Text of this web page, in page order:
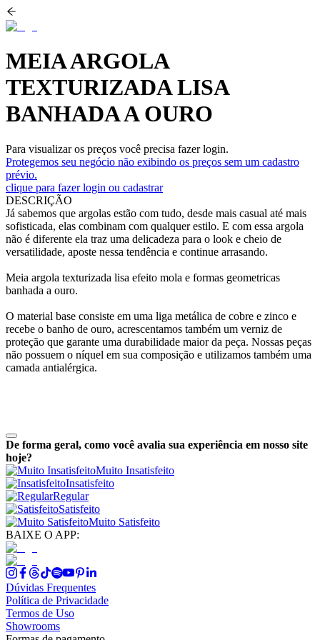
MEIA ARGOLA
TEXTURIZADA LISA
BANHADA A OURO
Para visualizar os preços você precisa fazer login.
Protegemos seu negócio não exibindo os preços sem um cadastro
prévio.
clique para fazer login ou cadastrar
DESCRIÇÃO
Já sabemos que argolas estão com tudo, desde mais casual até mais
sofisticada, elas combinam com qualquer estilo. E com essa argola
não é diferente ela traz uma delicadeza para o look e cheio de
versatilidade, aposte nessa tendência e continue arrasando.
Meia argola texturizada lisa efeito mola e formas geometricas
banhada a ouro.
O material base consiste em uma liga metálica de cobre e zinco e
recebe o banho de ouro, acrescentamos também um verniz de
proteção que garante uma durabilidade maior da peça. Nossas peças
não possuem o níquel em sua composição e utilizamos também uma
camada antialérgica.
De forma geral, como você avalia sua experiência em nosso site
hoje?
Muito Insatisfeito
Insatisfeito
Regular
Satisfeito
Muito Satisfeito
BAIXE O APP:
Dúvidas Frequentes
Política de Privacidade
Termos de Uso
Showrooms